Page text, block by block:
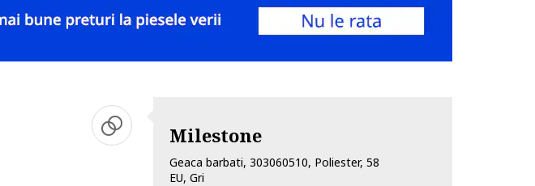
Milestone
Geaca barbati, 303060510, Poliester, 58
EU, Gri